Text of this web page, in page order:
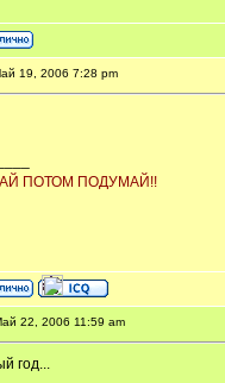
19, 2006 7:28 pm
ПОТОМ ПОДУМАЙ!!
22, 2006 11:59 am
год...